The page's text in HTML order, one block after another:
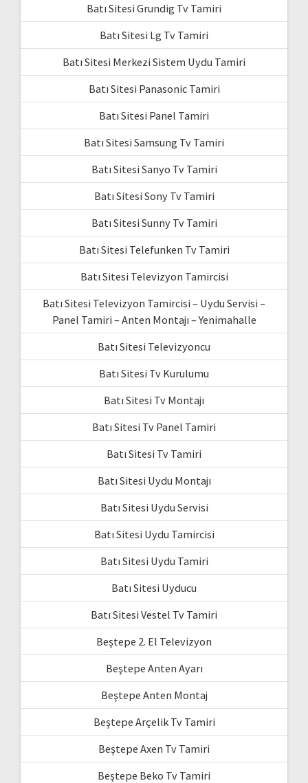
Batı Sitesi Grundig Tv Tamiri
Batı Sitesi Lg Tv Tamiri
Batı Sitesi Merkezi Sistem Uydu Tamiri
Batı Sitesi Panasonic Tamiri
Batı Sitesi Panel Tamiri
Batı Sitesi Samsung Tv Tamiri
Batı Sitesi Sanyo Tv Tamiri
Batı Sitesi Sony Tv Tamiri
Batı Sitesi Sunny Tv Tamiri
Batı Sitesi Telefunken Tv Tamiri
Batı Sitesi Televizyon Tamircisi
Batı Sitesi Televizyon Tamircisi – Uydu Servisi –
Panel Tamiri – Anten Montajı – Yenimahalle
Batı Sitesi Televizyoncu
Batı Sitesi Tv Kurulumu
Batı Sitesi Tv Montajı
Batı Sitesi Tv Panel Tamiri
Batı Sitesi Tv Tamiri
Batı Sitesi Uydu Montajı
Batı Sitesi Uydu Servisi
Batı Sitesi Uydu Tamircisi
Batı Sitesi Uydu Tamiri
Batı Sitesi Uyducu
Batı Sitesi Vestel Tv Tamiri
Beştepe 2. El Televizyon
Beştepe Anten Ayarı
Beştepe Anten Montaj
Beştepe Arçelik Tv Tamiri
Beştepe Axen Tv Tamiri
Beştepe Beko Tv Tamiri